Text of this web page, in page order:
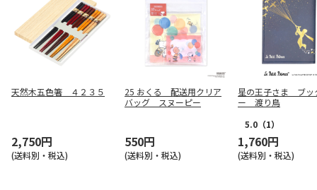
天然木五色箸 ４２３５
2,750円
(送料別・税込)
25 おくる 配送用クリア
バッグ スヌーピー
550円
(送料別・税込)
星の王子さま ブッ
ー 渡り鳥
5.0 （1）
1,760円
(送料別・税込)